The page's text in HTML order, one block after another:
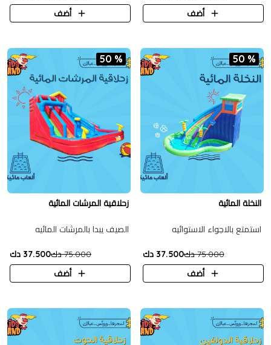
أضف
أضف
50 %
النخلة المائية
استمتع بالاجواء الاستوائيه
75.000 دك
37.500 دك
أضف
50 %
زحلاقية المرشات المائية
الصيف يبدا بالمرشات المائيه
75.000 دك
37.500 دك
أضف